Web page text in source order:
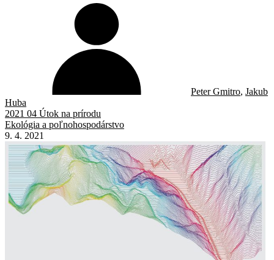
Peter Gmitro, Jakub
Huba
2021 04 Útok na prírodu
Ekológia a poľnohospodárstvo
9. 4. 2021